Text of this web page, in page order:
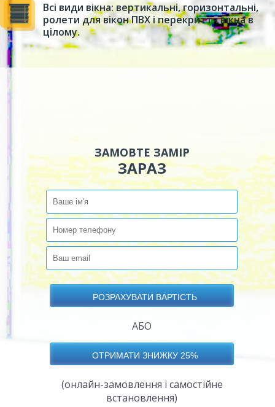
Всі види вікна: вертикальні, горизонтальні,
ролети для вікон ПВХ і перекриття вікна в
цілому.
ЗАМОВТЕ ЗАМІР
ЗАРАЗ
АБО
(онлайн-замовлення і самостійне
встановлення)